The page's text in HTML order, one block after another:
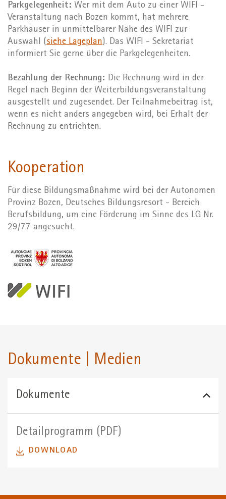
Parkgelegenheit: Wer mit dem Auto zu einer WIFI -
Veranstaltung nach Bozen kommt, hat mehrere
Parkhäuser in unmittelbarer Nähe des WIFI zur
Auswahl (siehe Lageplan). Das WIFI - Sekretariat
informiert Sie gerne über die Parkgelegenheiten.
Bezahlung der Rechnung: Die Rechnung wird in der
Regel nach Beginn der Weiterbildungsveranstaltung
ausgestellt und zugesendet. Der Teilnahmebeitrag ist,
wenn es nicht anders angegeben wird, bei Erhalt der
Rechnung zu entrichten.
Kooperation
Für diese Bildungsmaßnahme wird bei der Autonomen
Provinz Bozen, Deutsches Bildungsresort - Bereich
Berufsbildung, um eine Förderung im Sinne des LG Nr.
29/77 angesucht.
Dokumente | Medien
Dokumente
Detailprogramm (PDF)
DOWNLOAD